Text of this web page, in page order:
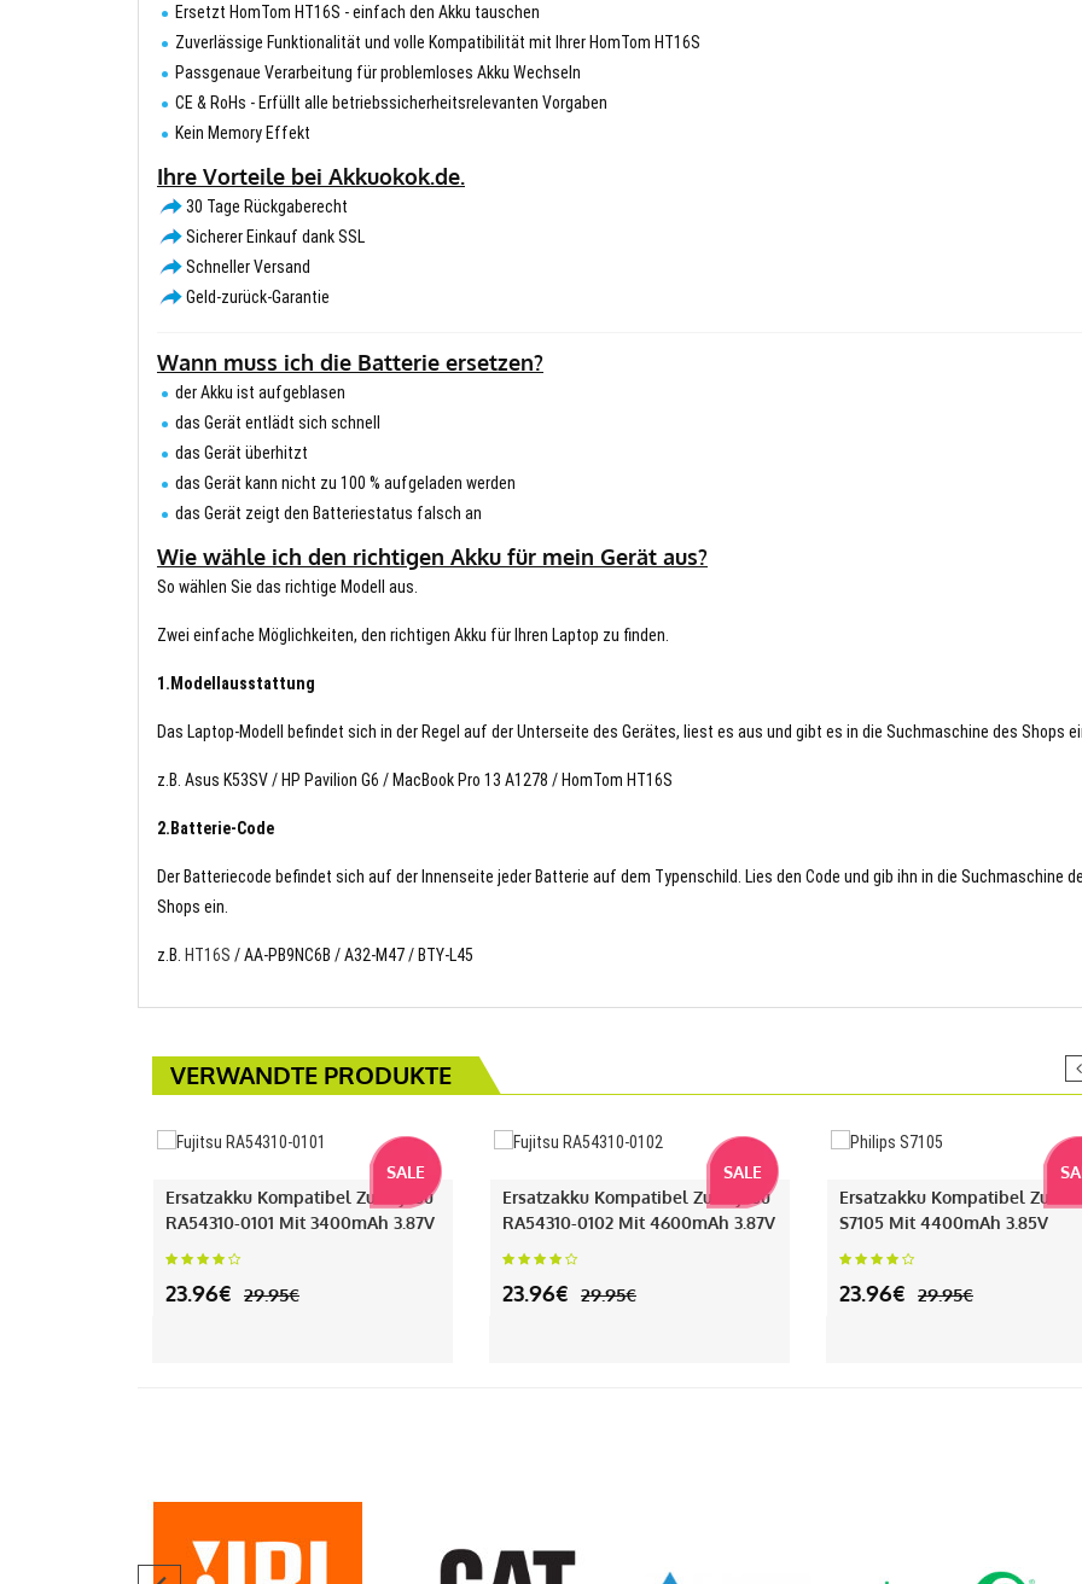
Ersetzt HomTom HT16S - einfach den Akku tauschen
Zuverlässige Funktionalität und volle Kompatibilität mit Ihrer HomTom HT16S
Passgenaue Verarbeitung für problemloses Akku Wechseln
CE & RoHs - Erfüllt alle betriebssicherheitsrelevanten Vorgaben
Kein Memory Effekt
Ihre Vorteile bei Akkuokok.de.
30 Tage Rückgaberecht
Sicherer Einkauf dank SSL
Schneller Versand
Geld-zurück-Garantie
Wann muss ich die Batterie ersetzen?
der Akku ist aufgeblasen
das Gerät entlädt sich schnell
das Gerät überhitzt
das Gerät kann nicht zu 100 % aufgeladen werden
das Gerät zeigt den Batteriestatus falsch an
Wie wähle ich den richtigen Akku für mein Gerät aus?
So wählen Sie das richtige Modell aus.
Zwei einfache Möglichkeiten, den richtigen Akku für Ihren Laptop zu finden.
1.Modellausstattung
Das Laptop-Modell befindet sich in der Regel auf der Unterseite des Gerätes, liest es aus und gibt es in die Suchmaschine des Shops
z.B. Asus K53SV / HP Pavilion G6 / MacBook Pro 13 A1278 / HomTom HT16S
2.Batterie-Code
Der Batteriecode befindet sich auf der Innenseite jeder Batterie auf dem Typenschild. Lies den Code und gib ihn in die Suchmaschine
Shops ein.
z.B. HT16S / AA-PB9NC6B / A32-M47 / BTY-L45
VERWANDTE PRODUKTE
SALE
Ersatzakku Kompatibel Zu Fujitsu
RA54310-0101 Mit 3400mAh 3.87V
23.96€ 29.95€
SALE
Ersatzakku Kompatibel Zu Fujitsu
RA54310-0102 Mit 4600mAh 3.87V
23.96€ 29.95€
Ersatzakku Kompatibel Zu
S7105 Mit 4400mAh 3.85V
23.96€ 29.95€